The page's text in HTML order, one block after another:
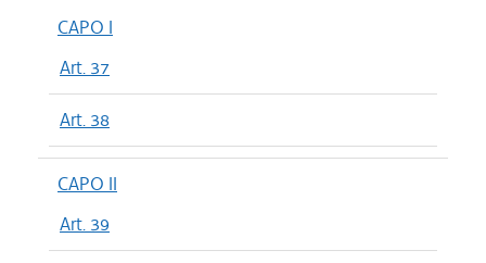
CAPO I
Art. 37
Art. 38
CAPO II
Art. 39